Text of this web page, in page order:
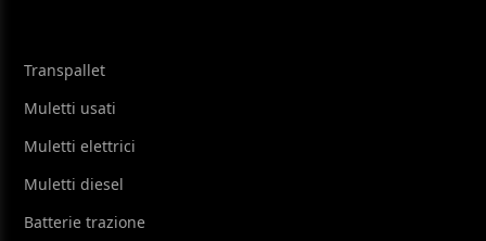
Transpallet
Muletti usati
Muletti elettrici
Muletti diesel
Batterie trazione